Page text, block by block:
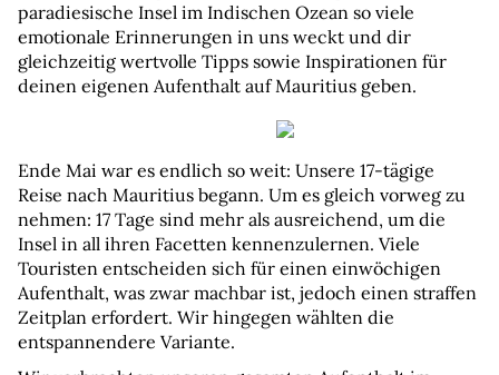
paradiesische Insel im Indischen Ozean so viele
emotionale Erinnerungen in uns weckt und dir
gleichzeitig wertvolle Tipps sowie Inspirationen für
deinen eigenen Aufenthalt auf Mauritius geben.
Ende Mai war es endlich so weit: Unsere 17-tägige
Reise nach Mauritius begann. Um es gleich vorweg zu
nehmen: 17 Tage sind mehr als ausreichend, um die
Insel in all ihren Facetten kennenzulernen. Viele
Touristen entscheiden sich für einen einwöchigen
Aufenthalt, was zwar machbar ist, jedoch einen straffen
Zeitplan erfordert. Wir hingegen wählten die
entspannendere Variante.